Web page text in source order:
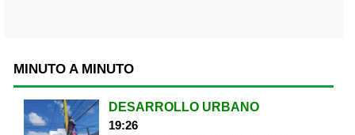
MINUTO A MINUTO
DESARROLLO URBANO
19:26